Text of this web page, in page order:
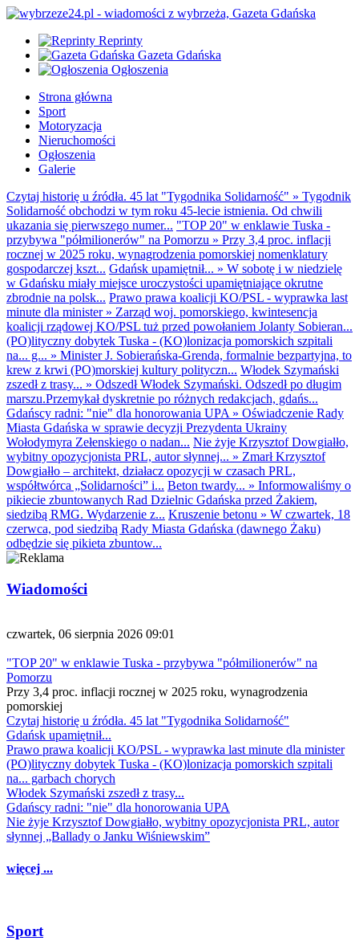
Reprinty
Gazeta Gdańska
Ogłoszenia
Strona główna
Sport
Motoryzacja
Nieruchomości
Ogłoszenia
Galerie
Czytaj historię u źródła. 45 lat "Tygodnika Solidarność" » Tygodnik
Solidarność obchodzi w tym roku 45-lecie istnienia. Od chwili
ukazania się pierwszego numer... "TOP 20" w enklawie Tuska -
przybywa "półmilionerów" na Pomorzu » Przy 3,4 proc. inflacji
rocznej w 2025 roku, wynagrodzenia pomorskiej nomenklatury
gospodarczej kszt... Gdańsk upamiętnił... » W sobotę i w niedzielę
w Gdańsku miały miejsce uroczystości upamiętniające okrutne
zbrodnie na polsk... Prawo prawa koalicji KO/PSL - wyprawka last
minute dla minister» Zarząd woj. pomorskiego, kwintesencja
koalicji rządowej KO/PSL tuż przed powołaniem Jolanty Sobieran...
(PO)lityczny dobytek Tuska - (KO)lonizacja pomorskich szpitali
na... g... » Minister J. Sobierańska-Grenda, formalnie bezpartyjna, to
krew z krwi (PO)morskiej kultury polityczn... Włodek Szymański
zszedł z trasy... » Odszedł Włodek Szymański. Odszedł po długim
marszu.Przemykał dyskretnie po różnych redakcjach, gdańs...
Gdańscy radni: "nie" dla honorowania UPA » Oświadczenie Rady
Miasta Gdańska w sprawie decyzji Prezydenta Ukrainy
Wołodymyra Zełenskiego o nadan... Nie żyje Krzysztof Dowgiałło,
wybitny opozycjonista PRL, autor słynnej... » Zmarł Krzysztof
Dowgiałło – architekt, działacz opozycji w czasach PRL,
współtwórca „Solidarności” i... Beton twardy... » Informowaliśmy o
pikiecie zbuntowanych Rad Dzielnic Gdańska przed Żakiem,
siedzibą RMG. Wydarzenie z... Kruszenie betonu » W czwartek, 18
czerwca, pod siedzibą Rady Miasta Gdańska (dawnego Żaku)
odbędzie się pikieta zbuntow...
Wiadomości
czwartek, 06 sierpnia 2026 09:01
"TOP 20" w enklawie Tuska - przybywa "półmilionerów" na
Pomorzu
Przy 3,4 proc. inflacji rocznej w 2025 roku, wynagrodzenia
pomorskiej
Czytaj historię u źródła. 45 lat "Tygodnika Solidarność"
Gdańsk upamiętnił...
Prawo prawa koalicji KO/PSL - wyprawka last minute dla minister
(PO)lityczny dobytek Tuska - (KO)lonizacja pomorskich szpitali
na... garbach chorych
Włodek Szymański zszedł z trasy...
Gdańscy radni: "nie" dla honorowania UPA
Nie żyje Krzysztof Dowgiałło, wybitny opozycjonista PRL, autor
słynnej „Ballady o Janku Wiśniewskim”
więcej ...
Sport